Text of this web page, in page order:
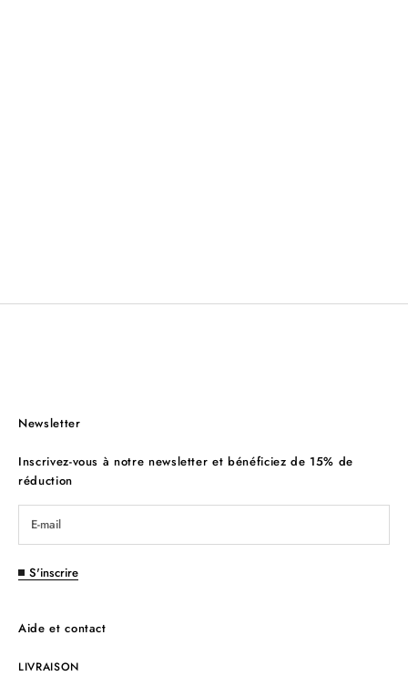
Newsletter
Inscrivez-vous à notre newsletter et bénéficiez de 15% de
réduction
S'inscrire
Aide et contact
LIVRAISON